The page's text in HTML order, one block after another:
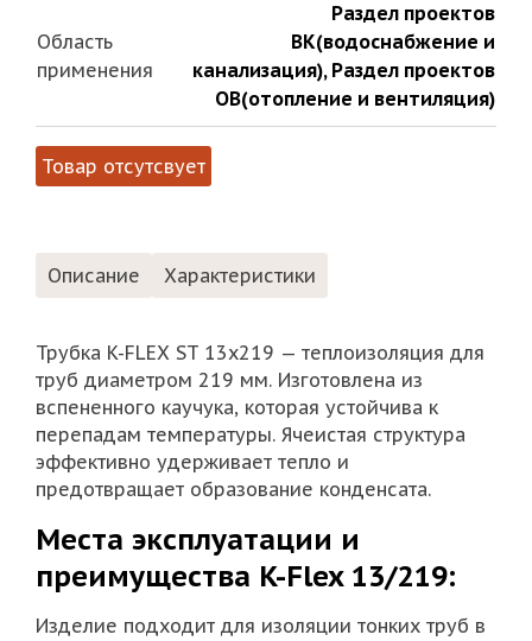
Область
применения
Раздел проектов
ВК(водоснабжение и
канализация), Раздел проектов
ОВ(отопление и вентиляция)
Товар отсутсвует
Описание Характеристики
Трубка K-FLEX ST 13х219 — теплоизоляция для
труб диаметром 219 мм. Изготовлена из
вспененного каучука, которая устойчива к
перепадам температуры. Ячеистая структура
эффективно удерживает тепло и
предотвращает образование конденсата.
Места эксплуатации и
преимущества K-Flex 13/219:
Изделие подходит для изоляции тонких труб в